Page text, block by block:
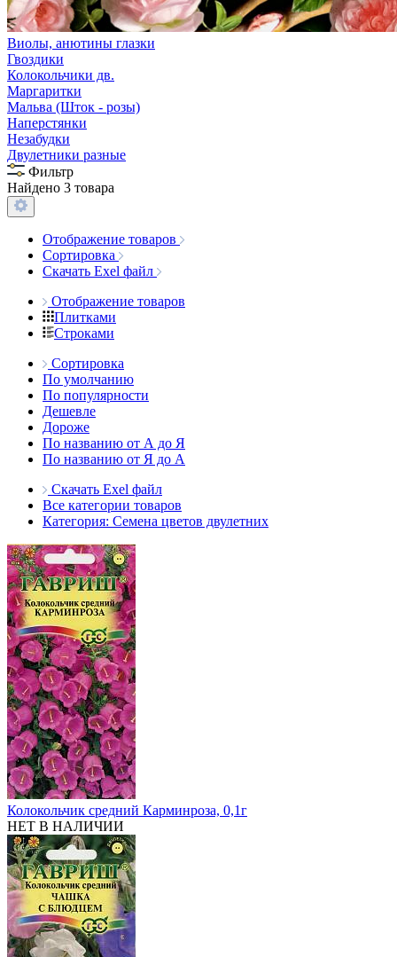
Виолы, анютины глазки
Гвоздики
Колокольчики дв.
Маргаритки
Мальва (Шток - розы)
Наперстянки
Незабудки
Двулетники разные
Фильтр
Найдено 3 товара
Отображение товаров
Сортировка
Скачать Exel файл
Отображение товаров
Плитками
Строками
Сортировка
По умолчанию
По популярности
Дешевле
Дороже
По названию от А до Я
По названию от Я до А
Скачать Exel файл
Все категории товаров
Категория: Семена цветов двулетних
Колокольчик средний Карминроза, 0,1г
НЕТ В НАЛИЧИИ